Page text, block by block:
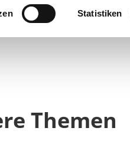
Statistiken
Themen